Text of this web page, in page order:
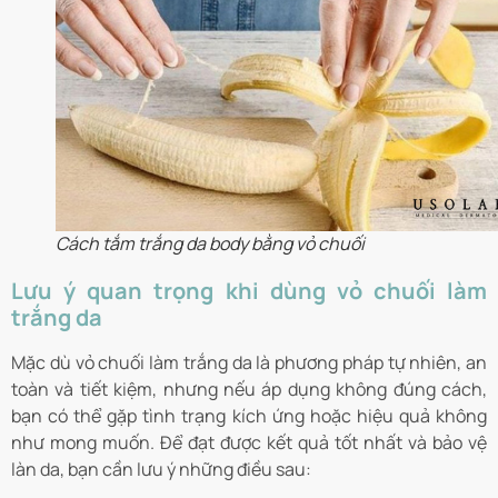
Cách tắm trắng da body bằng vỏ chuối
Lưu ý quan trọng khi dùng vỏ chuối làm
trắng da
Mặc dù vỏ chuối làm trắng da là phương pháp tự nhiên, an
toàn và tiết kiệm, nhưng nếu áp dụng không đúng cách,
bạn có thể gặp tình trạng kích ứng hoặc hiệu quả không
như mong muốn. Để đạt được kết quả tốt nhất và bảo vệ
làn da, bạn cần lưu ý những điều sau: